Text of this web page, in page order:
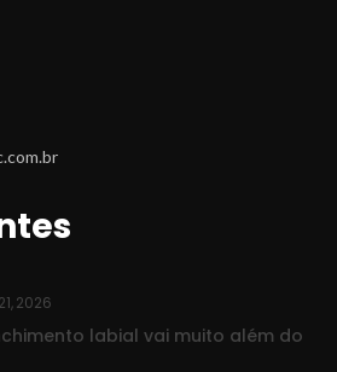
2026
labial vai muito além do